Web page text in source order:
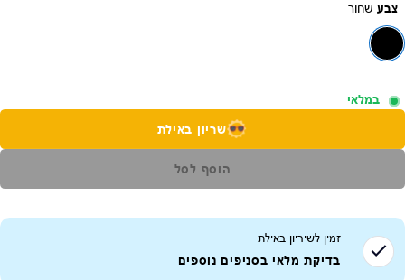
צבע שחור
במלאי
שריון באילת
הוסף לסל
זמין לשיריון באילת
בדיקת מלאי בסניפים נוספים